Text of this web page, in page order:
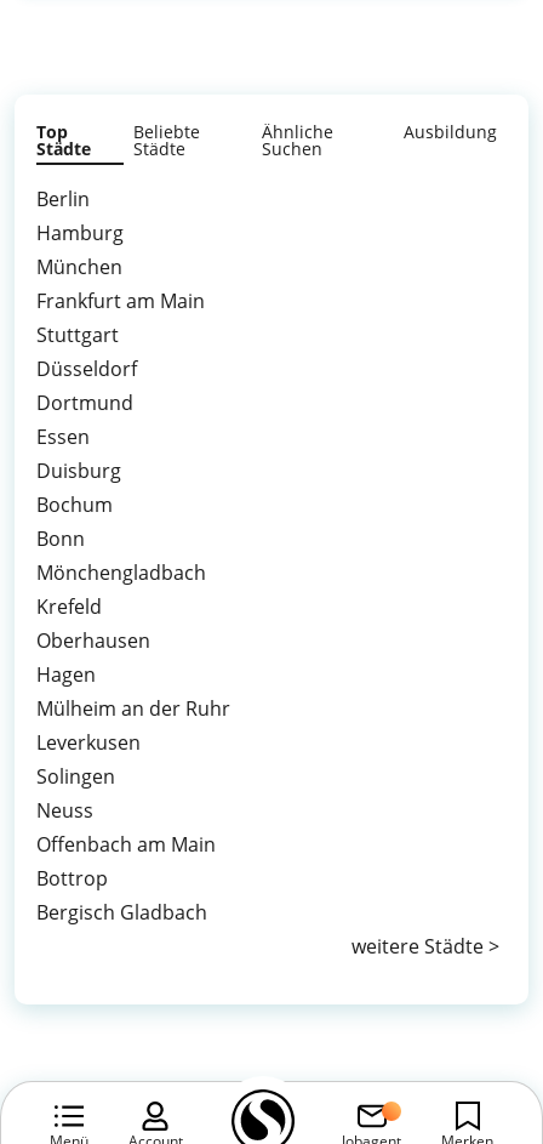
Top
Städte
Beliebte
Städte
Ähnliche
Suchen
Ausbildung
Berlin
Hamburg
München
Frankfurt am Main
Stuttgart
Düsseldorf
Dortmund
Essen
Duisburg
Bochum
Bonn
Mönchengladbach
Krefeld
Oberhausen
Hagen
Mülheim an der Ruhr
Leverkusen
Solingen
Neuss
Offenbach am Main
Bottrop
Bergisch Gladbach
weitere Städte >